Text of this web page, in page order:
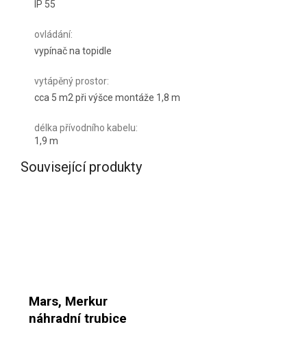
IP 55
ovládání:
vypínač na topidle
vytápěný prostor:
cca 5 m2 při výšce montáže 1,8 m
délka přívodního kabelu:
1,9 m
Související produkty
Mars, Merkur
náhradní trubice